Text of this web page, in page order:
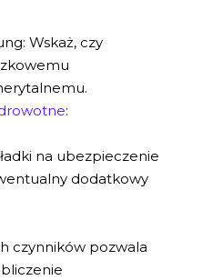
Wskaż, czy
:
na ubezpieczenie
dodatkowy
czynników pozwala